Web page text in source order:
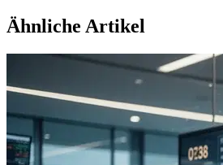
Ähnliche Artikel